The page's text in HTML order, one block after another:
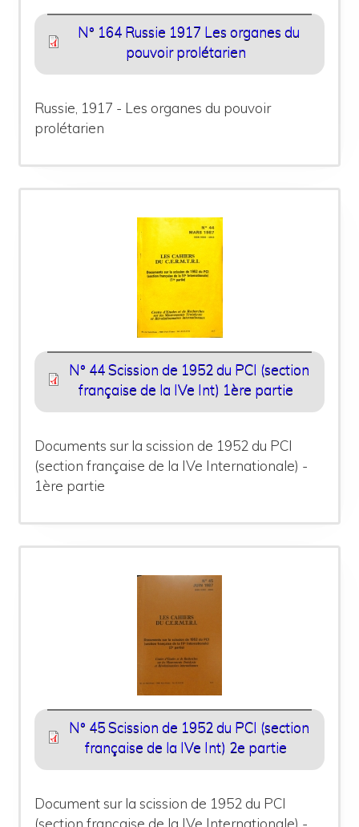
N° 164 Russie 1917 Les organes du
pouvoir prolétarien
Russie, 1917 - Les organes du pouvoir
prolétarien
N° 44 Scission de 1952 du PCI (section
française de la IVe Int) 1ère partie
Documents sur la scission de 1952 du PCI
(section française de la IVe Internationale) -
1ère partie
N° 45 Scission de 1952 du PCI (section
française de la IVe Int) 2e partie
Document sur la scission de 1952 du PCI
(section française de la IVe Internationale) -